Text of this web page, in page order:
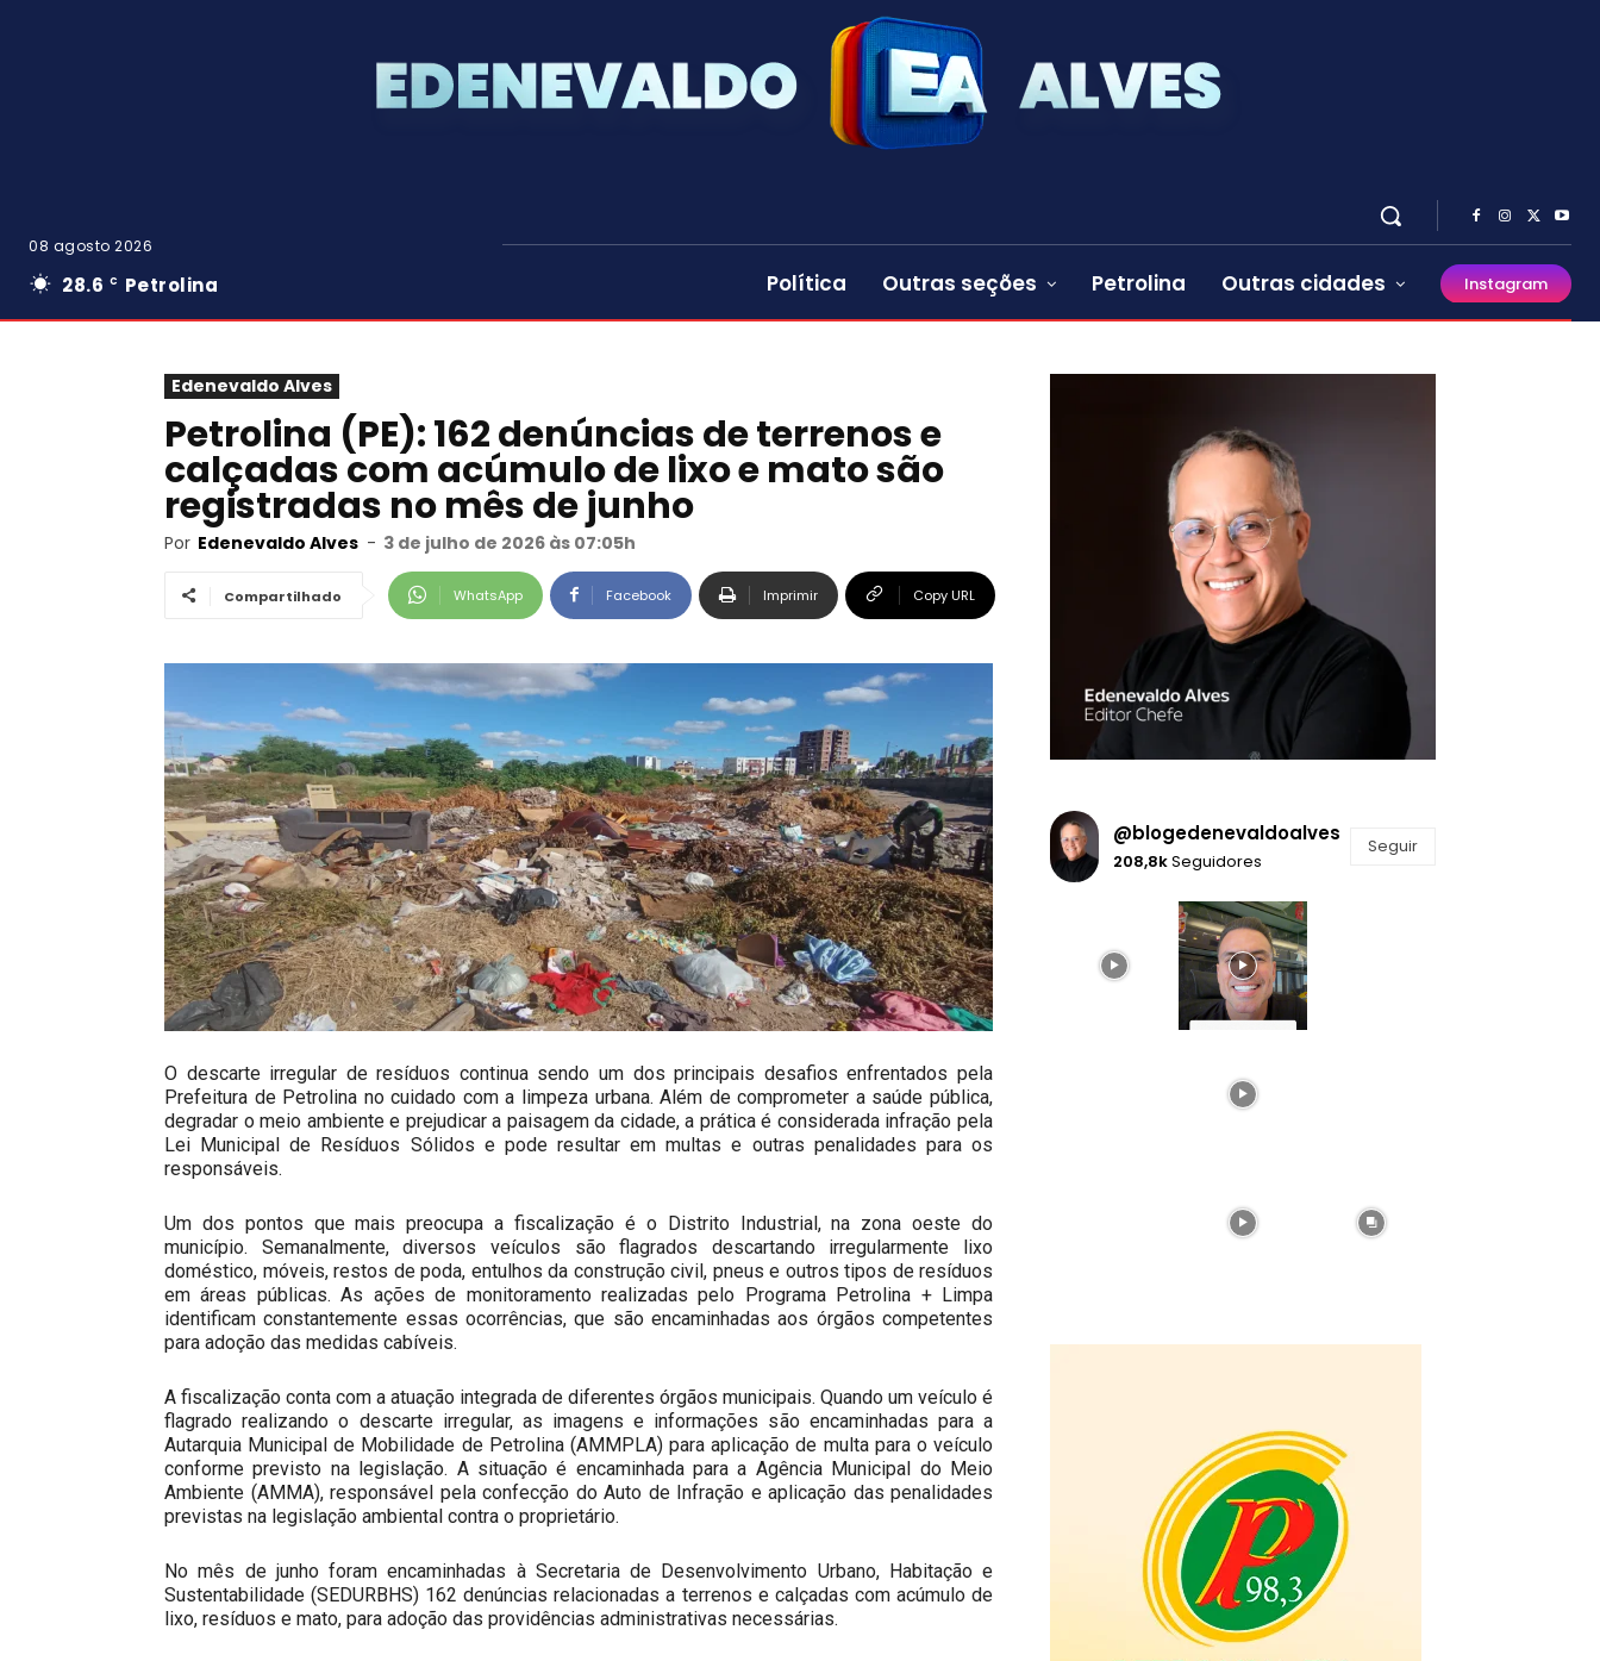
08 agosto 2026
28.6 C Petrolina Política Outras seções Petrolina Outras cidades Instagram
Edenevaldo Alves
Petrolina (PE): 162 denúncias de terrenos e
calçadas com acúmulo de lixo e mato são
registradas no mês de junho
Por Edenevaldo Alves - 3 de julho de 2026 às 07:05h
Compartilhado WhatsApp Facebook Imprimir Copy URL
O descarte irregular de resíduos continua sendo um dos principais desafios enfrentados pela
Prefeitura de Petrolina no cuidado com a limpeza urbana. Além de comprometer a saúde pública,
degradar o meio ambiente e prejudicar a paisagem da cidade, a prática é considerada infração pela
Lei Municipal de Resíduos Sólidos e pode resultar em multas e outras penalidades para os
responsáveis.
Um dos pontos que mais preocupa a fiscalização é o Distrito Industrial, na zona oeste do
município. Semanalmente, diversos veículos são flagrados descartando irregularmente lixo
doméstico, móveis, restos de poda, entulhos da construção civil, pneus e outros tipos de resíduos
em áreas públicas. As ações de monitoramento realizadas pelo Programa Petrolina + Limpa
identificam constantemente essas ocorrências, que são encaminhadas aos órgãos competentes
para adoção das medidas cabíveis.
A fiscalização conta com a atuação integrada de diferentes órgãos municipais. Quando um veículo é
flagrado realizando o descarte irregular, as imagens e informações são encaminhadas para a
Autarquia Municipal de Mobilidade de Petrolina (AMMPLA) para aplicação de multa para o veículo
conforme previsto na legislação. A situação é encaminhada para a Agência Municipal do Meio
Ambiente (AMMA), responsável pela confecção do Auto de Infração e aplicação das penalidades
previstas na legislação ambiental contra o proprietário.
No mês de junho foram encaminhadas à Secretaria de Desenvolvimento Urbano, Habitação e
Sustentabilidade (SEDURBHS) 162 denúncias relacionadas a terrenos e calçadas com acúmulo de
lixo, resíduos e mato, para adoção das providências administrativas necessárias.
@blogedenevaldoalves
208,8kSeguidores
Seguir